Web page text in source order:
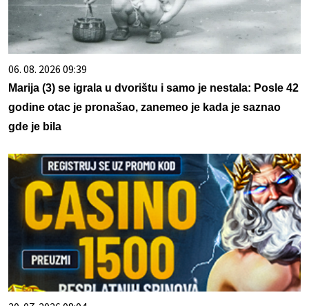
06. 08. 2026 09:39
Marija (3) se igrala u dvorištu i samo je nestala: Posle 42
godine otac je pronašao, zanemeo je kada je saznao
gde je bila